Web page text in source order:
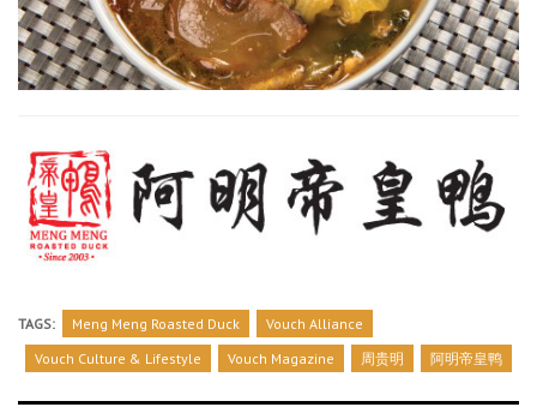
TAGS: Meng Meng Roasted Duck
Vouch Alliance
Vouch Culture & Lifestyle
Vouch Magazine 周贵明 阿明帝皇鸭